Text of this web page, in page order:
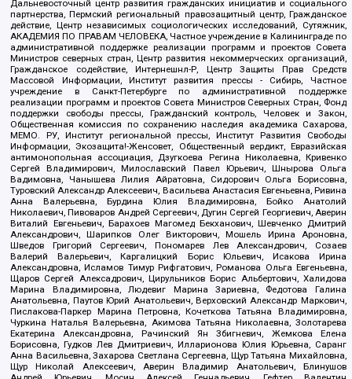
Дальневосточный центр развития гражданских инициатив и социального
партнерства, Пермский региональный правозащитный центр, Гражданское
действие, Центр независимых социологических исследований, Сутяжник,
АКАДЕМИЯ ПО ПРАВАМ ЧЕЛОВЕКА, Частное учреждение в Калининграде по
административной поддержке реализации программ и проектов Совета
Министров северных стран, Центр развития некоммерческих организаций,
Гражданское содействие, Интернешнл-Р, Центр Защиты Прав Средств
Массовой Информации, Институт развития прессы - Сибирь, Частное
учреждение в Санкт-Петербурге по административной поддержке
реализации программ и проектов Совета Министров Северных Стран, Фонд
поддержки свободы прессы, Гражданский контроль, Человек и Закон,
Общественная комиссия по сохранению наследия академика Сахарова,
МЕМО. РУ, Институт региональной прессы, Институт Развития Свободы
Информации, Экозащита!-Женсовет, Общественный вердикт, Евразийская
антимонопольная ассоциация, Дзугкоева Регина Николаевна, Кривенко
Сергей Владимирович, Милославский Павел Юрьевич, Шнырова Ольга
Вадимовна, Чанышева Лилия Айратовна, Сидорович Ольга Борисовна,
Туровский Александр Алексеевич, Васильева Анастасия Евгеньевна, Ривина
Анна Валерьевна, Бурдина Юлия Владимировна, Бойко Анатолий
Николаевич, Пивоваров Андрей Сергеевич, Дугин Сергей Георгиевич, Аверин
Виталий Евгеньевич, Барахоев Магомед Бекханович, Шевченко Дмитрий
Александрович, Шарипков Олег Викторович, Мошель Ирина Ароновна,
Шведов Григорий Сергеевич, Пономарев Лев Александрович, Созаев
Валерий Валерьевич, Каргалицкий Борис Юльевич, Исакова Ирина
Александровна, Исламов Тимур Рифгатович, Романова Ольга Евгеньевна,
Щаров Сергей Алексадрович, Цирульников Борис Альбертович, Халидова
Марина Владимировна, Людевиг Марина Зариевна, Федотова Галина
Анатольевна, Паутов Юрий Анатольевич, Верховский Александр Маркович,
Пислакова-Паркер Марина Петровна, Кочеткова Татьяна Владимировна,
Чуркина Наталья Валерьевна, Акимова Татьяна Николаевна, Золотарева
Екатерина Александровна, Рачинский Ян Збигневич, Жемкова Елена
Борисовна, Гудков Лев Дмитриевич, Илларионова Юлия Юрьевна, Саранг
Анна Васильевна, Захарова Светлана Сергеевна, Щур Татьяна Михайловна,
Щур Николай Алексеевич, Аверин Владимир Анатольевич, Блинушов